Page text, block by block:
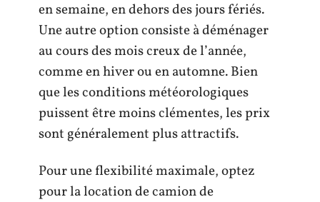
en semaine, en dehors des jours fériés.
Une autre option consiste à déménager
au cours des mois creux de l’année,
comme en hiver ou en automne. Bien
que les conditions météorologiques
puissent être moins clémentes, les prix
sont généralement plus attractifs.
Pour une flexibilité maximale, optez
pour la location de camion de